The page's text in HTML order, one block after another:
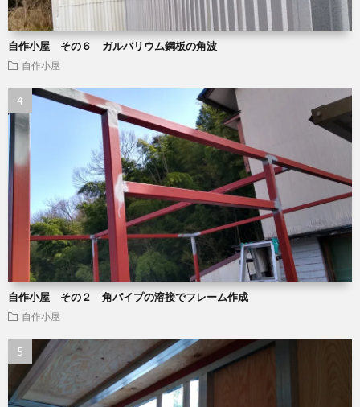
自作小屋 その６ ガルバリウム鋼板の角波
自作小屋
自作小屋 その２ 角パイプの溶接でフレーム作成
自作小屋